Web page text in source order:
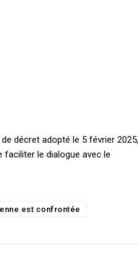
décret adopté le 5 février
faciliter le dialogue avec le
est confrontée